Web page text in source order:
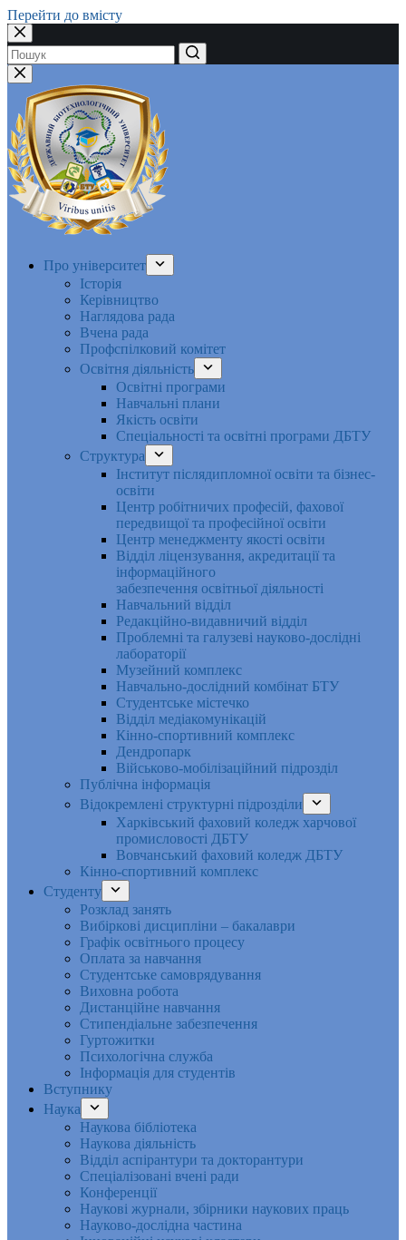
Перейти до вмісту
Немає
результатів
Про університет
Історія
Керівництво
Наглядова рада
Вчена рада
Профспілковий комітет
Освітня діяльність
Освітні програми
Навчальні плани
Якість освіти
Спеціальності та освітні програми ДБТУ
Структура
Інститут післядипломної освіти та бізнес-
освіти
Центр робітничих професій, фахової
передвищої та професійної освіти
Центр менеджменту якості освіти
Відділ ліцензування, акредитації та
інформаційного
забезпечення освітньої діяльності
Навчальний відділ
Редакційно-видавничий відділ
Проблемні та галузеві науково-дослідні
лабораторії
Музейний комплекс
Навчально-дослідний комбінат БТУ
Студентське містечко
Відділ медіакомунікацій
Кінно-спортивний комплекс
Дендропарк
Військово-мобілізаційний підрозділ
Публічна інформація
Відокремлені структурні підрозділи
Харківський фаховий коледж харчової
промисловості ДБТУ
Вовчанський фаховий коледж ДБТУ
Кінно-спортивний комплекс
Студенту
Розклад занять
Вибіркові дисципліни – бакалаври
Графік освітнього процесу
Оплата за навчання
Студентське самоврядування
Виховна робота
Дистанційне навчання
Стипендіальне забезпечення
Гуртожитки
Психологічна служба
Інформація для студентів
Вступнику
Наука
Наукова бібліотека
Наукова діяльність
Відділ аспірантури та докторантури
Спеціалізовані вчені ради
Конференції
Наукові журнали, збірники наукових праць
Науково-дослідна частина